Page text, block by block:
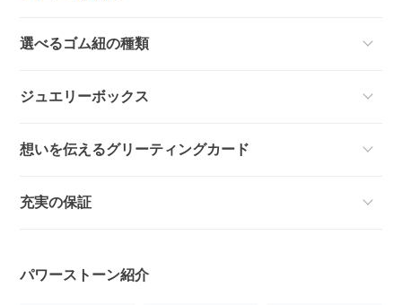
選べるゴム紐の種類
ジュエリーボックス
想いを伝えるグリーティングカード
充実の保証
パワーストーン紹介